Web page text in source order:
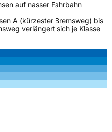
auf nasser Fahrbahn
A (kürzester Bremsweg) bis
verlängert sich je Klasse